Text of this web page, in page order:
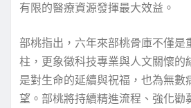
有限的醫療資源發揮最大效益。
部桃指出，六年來部桃骨庫不僅是
柱，更象徵科技專業與人文關懷的
是對生命的延續與祝福，也為無數
望。部桃將持續精進流程、強化勸